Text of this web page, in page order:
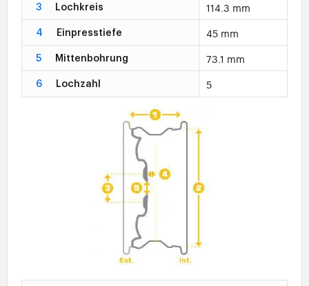
3 Lochkreis 114.3 mm
4 Einpresstiefe 45 mm
5 Mittenbohrung 73.1 mm
6 Lochzahl 5